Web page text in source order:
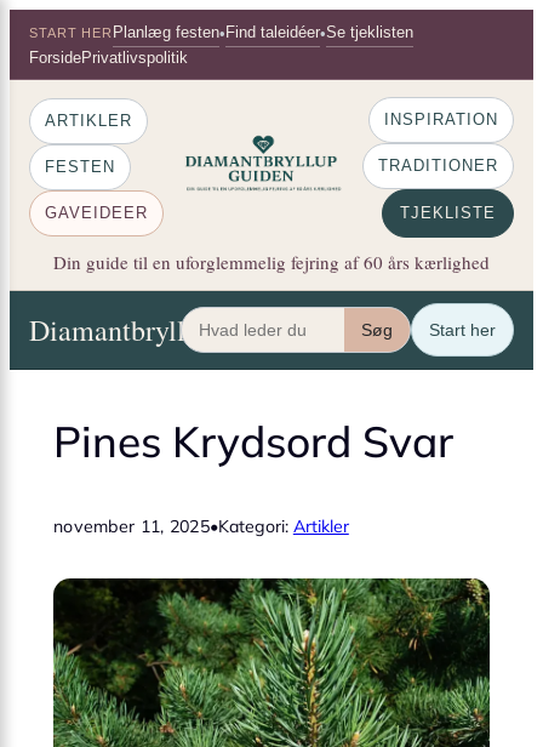
Spring
indhold
START HER Planlæg festen• Find taleidéer•Se tjeklisten
ForsidePrivatlivspolitik
ARTIKLER
FESTEN
GAVEIDEER
INSPIRATION
TRADITIONER
TJEKLISTE
Din guide til en uforglemmelig fejring af 60 års kærlighed
Diamantbryllup Guiden Artikler Festen
Søg Start her
Pines Krydsord Svar
november 11, 2025•Kategori: Artikler